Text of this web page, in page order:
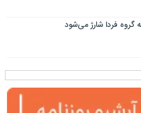
گروه فردا شارژ می‌شود